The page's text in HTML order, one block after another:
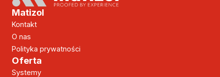
Matizol
Kontakt
O nas
Polityka prywatności
Oferta
Systemy